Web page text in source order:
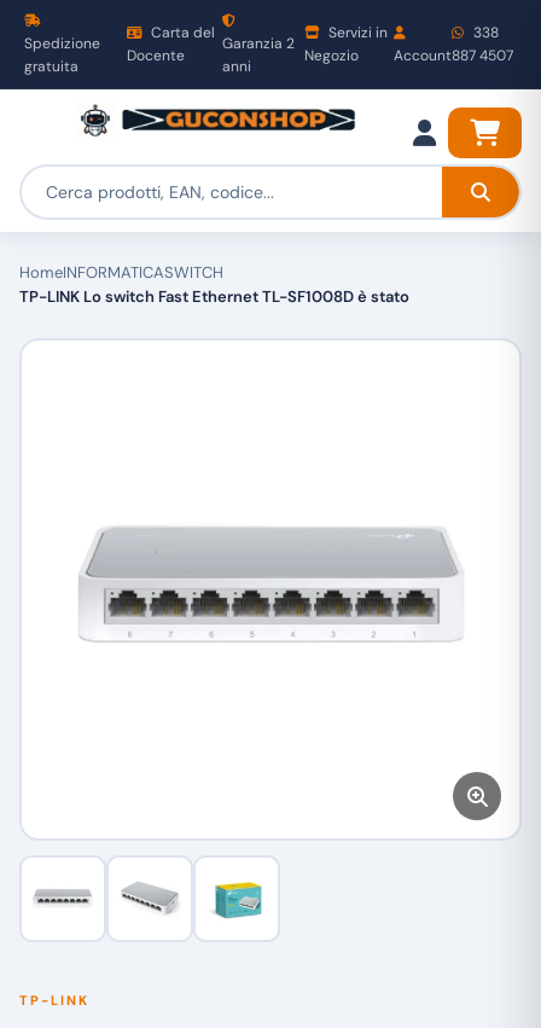
Spedizione
gratuita
Carta del
Docente
Garanzia 2
anni
Servizi in
Negozio
Account
338
887 4507
HomeINFORMATICASWITCH
TP-LINK Lo switch Fast Ethernet TL-SF1008D è stato
TP-LINK